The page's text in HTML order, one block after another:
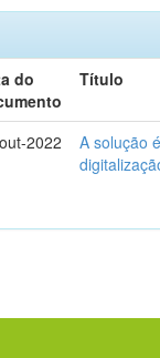
do
Título
out-2022
A solução